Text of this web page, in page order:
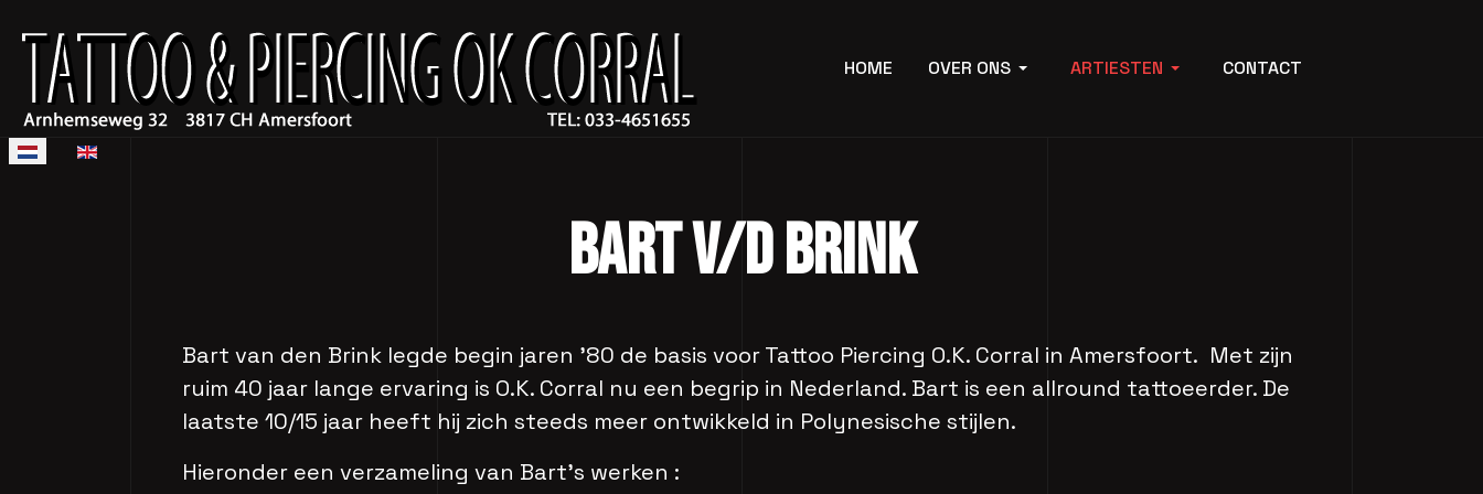
HOME OVER ONS ARTIESTEN CONTACT
Selecteer de taal
BART V/D BRINK
Bart van den Brink legde begin jaren '80 de basis voor Tattoo Piercing O.K. Corral in Amersfoort. Met zijn
ruim 40 jaar lange ervaring is O.K. Corral nu een begrip in Nederland. Bart is een allround tattoeerder. De
laatste 10/15 jaar heeft hij zich steeds meer ontwikkeld in Polynesische stijlen.
Hieronder een verzameling van Bart's werken :